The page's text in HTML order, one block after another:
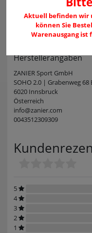
Angaben zur
Herstellerangaben
ZANIER Sport GmbH
SOHO 2.0 | Grabenweg 68
6020 Innsbruck
Österreich
info@zanier.com
0043512309309
5
4
3
2
1
Aktuell befinden wir
können Sie
Warenausgang ist